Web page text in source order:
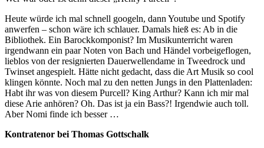
Heute würde ich mal schnell googeln, dann Youtube und Spotify
anwerfen – schon wäre ich schlauer. Damals hieß es: Ab in die
Bibliothek. Ein Barockkomponist? Im Musikunterricht waren
irgendwann ein paar Noten von Bach und Händel vorbeigeflogen,
lieblos von der resignierten Dauerwellendame in Tweedrock und
Twinset angespielt. Hätte nicht gedacht, dass die Art Musik so cool
klingen könnte. Noch mal zu den netten Jungs in den Plattenladen:
Habt ihr was von diesem Purcell? King Arthur? Kann ich mir mal
diese Arie anhören? Oh. Das ist ja ein Bass?! Irgendwie auch toll.
Aber Nomi finde ich besser …
Kontratenor bei Thomas Gottschalk